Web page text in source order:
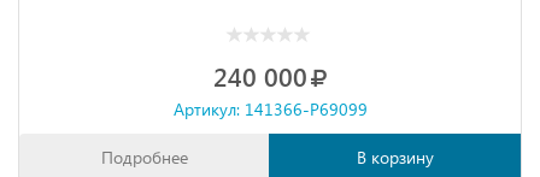
240 000
Артикул: 141366-P69099
Подробнее В корзину